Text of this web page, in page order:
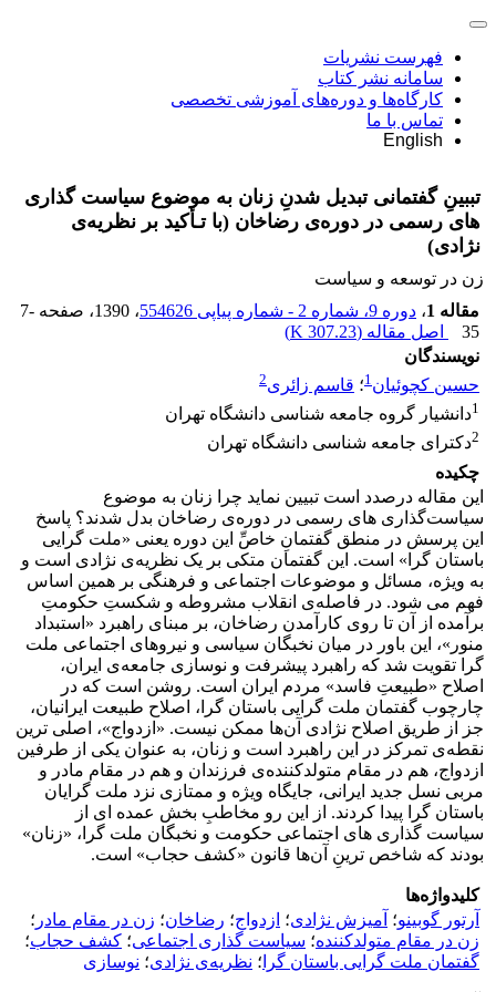
فهرست نشریات
سامانه نشر کتاب
کارگاه‌ها و دوره‌های آموزشی تخصصی
تماس با ما
English
تببینِ گفتمانی تبدیل شدنِ زنان به موضوع سیاست گذاری
های رسمی در دوره‌ی رضاخان (با تـأکید بر نظریه‌ی
نژادی)
زن در توسعه و سیاست
مقاله 1
، دوره 9، شماره 2 - شماره پیاپی 554626 ، 1390 ، صفحه 7-
35
اصل مقاله (307.23 K
)
نویسندگان
حسین کچوئیان1؛ قاسم زائری2
1دانشیار گروه جامعه شناسی دانشگاه تهران
2دکترای جامعه شناسی دانشگاه تهران
چکیده
این مقاله درصدد است تبیین نماید چرا زنان به موضوع
سیاست‌گذاری های رسمی در دوره‌ی رضاخان بدل شدند؟ پاسخ
این پرسش در منطق گفتمانِ خاصِّ این دوره یعنی «ملت گرایی
باستان گرا» است. این گفتمان متکی بر یک نظریه‌ی نژادی است و
به ویژه، مسائل و موضوعات اجتماعی و فرهنگی بر همین اساس
فهم می شود. در فاصله‌ی انقلاب مشروطه و شکستِ حکومتِ
برآمده از آن تا روی کارآمدن رضاخان، بر مبنای راهبرد «استبداد
منور»، این باور در میان نخبگان سیاسی و نیروهای اجتماعی ملت
گرا تقویت شد که راهبرد پیشرفت و نوسازی جامعه‌ی ایران،
اصلاح «طبیعتِ فاسد» مردم ایران است. روشن است که در
چارچوب گفتمان ملت گرایی باستان گرا، اصلاح طبیعت ایرانیان،
جز از طریق اصلاح نژادی آن‌ها ممکن نیست. «ازدواج»، اصلی ترین
نقطه‌ی تمرکز در این راهبرد است و زنان، به عنوان یکی از طرفین
ازدواج، هم در مقام متولدکننده‌ی فرزندان و هم در مقام مادر و
مربی نسل جدید ایرانی، جایگاه ویژه و ممتازی نزد ملت گرایان
باستان گرا پیدا کردند. از این رو مخاطبِ بخش عمده ای از
سیاست گذاری های اجتماعی حکومت و نخبگان ملت گرا، «زنان»
بودند که شاخص ترینِ آن‌ها قانون «کشف حجاب» است.
کلیدواژه‌ها
آرتور گوبینو؛ آمیزش نژادی؛ ازدواج؛ رضاخان؛ زن در مقام مادر ؛
زن در مقام متولدکننده؛ سیاست گذاری اجتماعی؛ کشف حجاب؛
گفتمان ملت گرایی باستان گرا ؛ نظریه‌ی نژادی؛ نوسازی